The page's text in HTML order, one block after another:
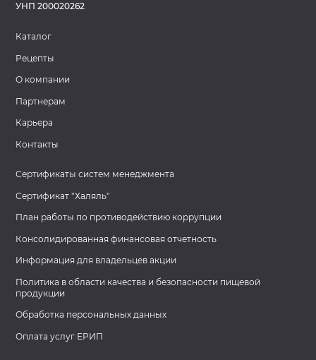
УНП 200020262
Каталог
Рецепты
О компании
Партнерам
Карьера
Контакты
Сертификаты систем менеджмента
Сертификат "Халяль"
План работы по противодействию коррупции
Консолидированная финансовая отчетность
Информация для владельцев акции
Политика в области качества и безопасности пищевой
продукции
Обработка персональных данных
Оплата услуг ЕРИП